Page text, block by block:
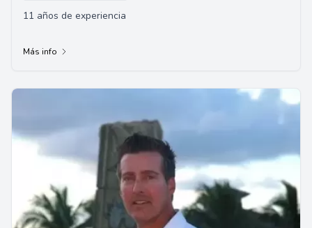
11 años de experiencia
Más info